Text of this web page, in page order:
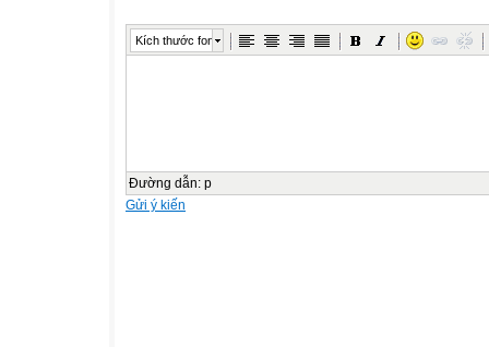
Kích thước font
Đường dẫn: p
Gửi ý kiến